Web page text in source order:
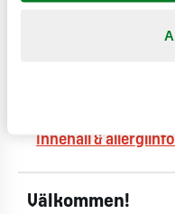
Näringsämnen &
Innehåll &
Välkommen!